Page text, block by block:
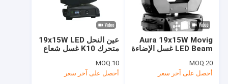
عين النحل 19x15W LED
متحرك K10 غسل شعاع
MOQ:10
أحصل على آخر سعر
Aura 19x15W Movig
LED Beam غسل الإضاءة
MOQ:20
أحصل على آخر سعر